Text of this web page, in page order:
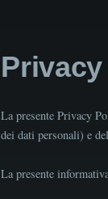
La presente Privacy
dei dati personali) e
La presente